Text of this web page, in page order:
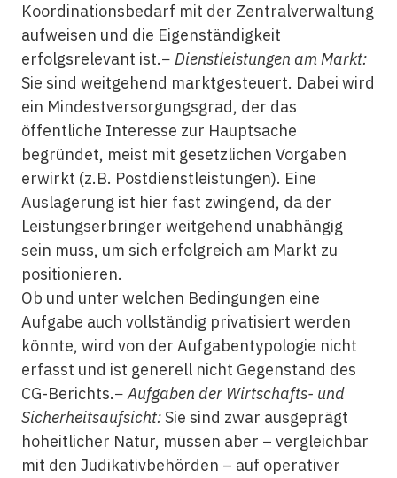
Koordinationsbedarf mit der Zentralverwaltung
aufweisen und die Eigenständigkeit
erfolgsrelevant ist.− Dienstleistungen am Markt:
Sie sind weitgehend marktgesteuert. Dabei wird
ein Mindestversorgungsgrad, der das
öffentliche Interesse zur Hauptsache
begründet, meist mit gesetzlichen Vorgaben
erwirkt (z.B. Postdienstleistungen). Eine
Auslagerung ist hier fast zwingend, da der
Leistungserbringer weitgehend unabhängig
sein muss, um sich erfolgreich am Markt zu
positionieren.
Ob und unter welchen Bedingungen eine
Aufgabe auch vollständig privatisiert werden
könnte, wird von der Aufgabentypologie nicht
erfasst und ist generell nicht Gegenstand des
CG-Berichts.−Aufgaben der Wirtschafts- und
Sicherheitsaufsicht:Sie sind zwar ausgeprägt
hoheitlicher Natur, müssen aber – vergleichbar
mit den Judikativbehörden – auf operativer